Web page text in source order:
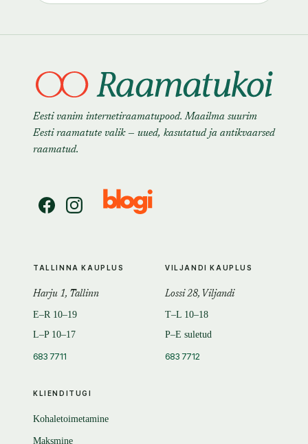
Eesti vanim internetiraamatupood. Maailma suurim
Eesti raamatute valik — uued, kasutatud ja antikvaarsed
raamatud.
KLIENDITUGI
Kohaletoimetamine
Maksmine
TALLINNA KAUPLUS
Harju 1, Tallinn
E–R 10–19
L–P 10–17
683 7711
VILJANDI KAUPLUS
Lossi 28, Viljandi
T–L 10–18
P–E suletud
683 7712